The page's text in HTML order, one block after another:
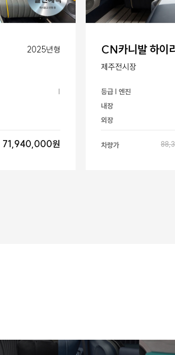
2025년형
|
71,940,000원
CN카니발 하이
제주전시장
등급 | 엔진
내장
외장
차량가